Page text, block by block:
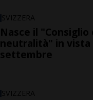
SVIZZERA
Nasce il "Consiglio
neutralità" in vista
settembre
SVIZZERA